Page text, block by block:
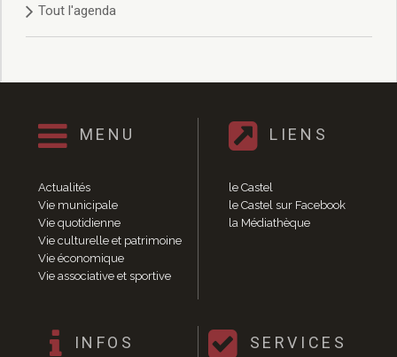
Délibérations 2019
Délibérations 2018
Délibérations 2014
Délibérations 2013
Délibérations 2011
Délibérations 2010
Délibérations 2009
Délibérations 2008
Agenda réunions publiques
Marchés publics
Vie quotidienne
Tout l'agenda
MENU
Actualités
Vie municipale
Vie quotidienne
Vie culturelle et patrimoine
Vie économique
Vie associative et sportive
LIENS
le Castel
le Castel sur Facebook
la Médiathèque
INFOS SERVICES